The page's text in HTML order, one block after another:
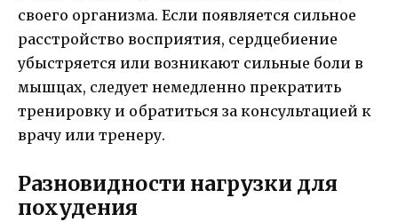
своего организма. Если появляется сильное
расстройство восприятия, сердцебиение
убыстряется или возникают сильные боли в
мышцах, следует немедленно прекратить
тренировку и обратиться за консультацией к
врачу или тренеру.
Разновидности нагрузки для
похудения